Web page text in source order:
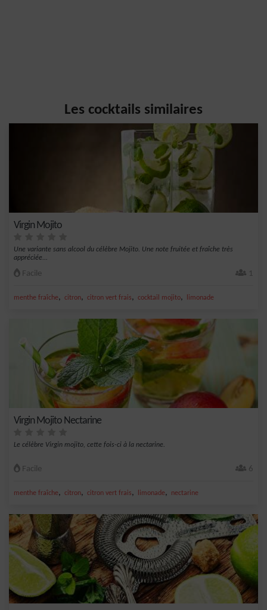
Les cocktails similaires
Virgin Mojito
Une variante sans alcool du célèbre Mojito. Une note fruitée et fraîche très
appréciée...
Facile 1
menthe fraîche, citron, citron vert frais, cocktail mojito, limonade
Virgin Mojito Nectarine
Le célèbre Virgin mojito, cette fois-ci à la nectarine.
Facile 6
menthe fraîche, citron, citron vert frais, limonade, nectarine